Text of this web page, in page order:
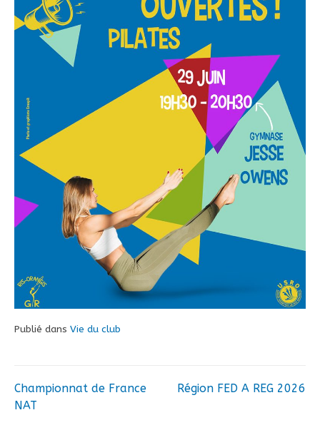
Publié dans Vie du club
Navigation
Championnat de France
NAT
Région FED A REG 2026